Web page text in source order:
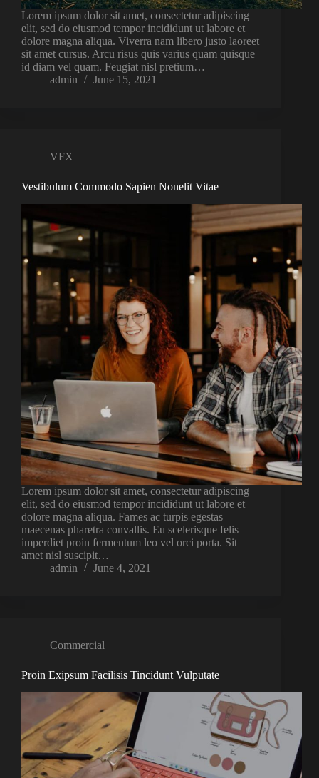
Lorem ipsum dolor sit amet, consectetur adipiscing
elit, sed do eiusmod tempor incididunt ut labore et
dolore magna aliqua. Viverra nam libero justo laoreet
sit amet cursus. Arcu risus quis varius quam quisque
id diam vel quam. Feugiat nisl pretium…
admin
June 15, 2021
VFX
Vestibulum Commodo Sapien Nonelit Vitae
Lorem ipsum dolor sit amet, consectetur adipiscing
elit, sed do eiusmod tempor incididunt ut labore et
dolore magna aliqua. Fames ac turpis egestas
maecenas pharetra convallis. Eu scelerisque felis
imperdiet proin fermentum leo vel orci porta. Sit
amet nisl suscipit…
admin
June 4, 2021
Commercial
Proin Exipsum Facilisis Tincidunt Vulputate